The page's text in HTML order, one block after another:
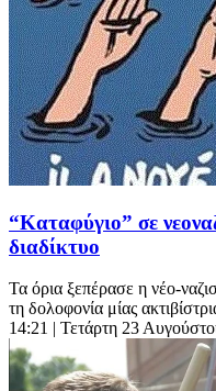
“Καταφύγιο” σε
διαδίκτυο
Τα όρια ξεπέρασε η νέο-
τη δολοφονία μίας
14:21 | Τετάρτη 23